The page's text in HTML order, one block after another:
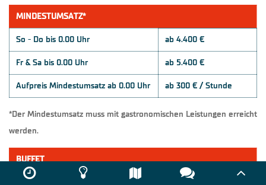
MINDESTUMSATZ*
So - Do bis 0.00 Uhr ab 4.400 €
Fr & Sa bis 0.00 Uhr ab 5.400 €
Aufpreis Mindestumsatz ab 0.00 Uhr ab 300 € / Stunde
*Der Mindestumsatz muss mit gastronomischen Leistungen erreicht
werden.
BUFFET
Bergweihnacht 45,90 € / Person